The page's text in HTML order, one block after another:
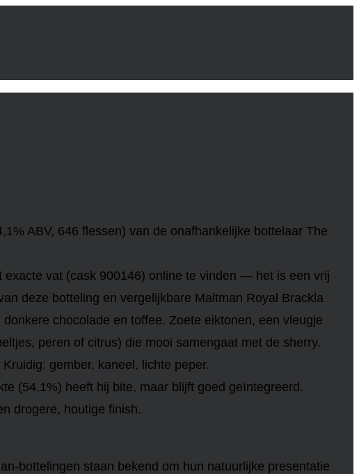
ABV, 646 flessen) van de onafhankelijke bottelaar The
vat (cask 900146) online te vinden — het is een vrij
deze botteling en vergelijkbare Maltman Royal Brackla
chocolade en toffee. Zoete eiktonen, een vleugje
peren of citrus) die mooi samengaat met de sherry.
Kruidig: gember, kaneel, lichte peper.
(54,1%) heeft hij bite, maar blijft goed geïntegreerd.
drogere, houtige finish.
bottelingen staan bekend om hun natuurlijke presentatie